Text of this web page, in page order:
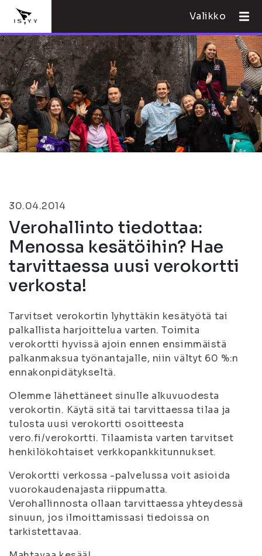
Valikko
30.04.2014
Verohallinto tiedottaa:
Menossa kesätöihin? Hae
tarvittaessa uusi verokortti
verkosta!
Tarvitset verokortin lyhyttäkin kesätyötä tai
palkallista harjoittelua varten. Toimita
verokortti hyvissä ajoin ennen ensimmäistä
palkanmaksua työnantajalle, niin vältyt 60 %:n
ennakonpidätykseltä.
Olemme lähettäneet sinulle alkuvuodesta
verokortin. Käytä sitä tai tarvittaessa tilaa ja
tulosta uusi verokortti osoitteesta
vero.fi/verokortti. Tilaamista varten tarvitset
henkilökohtaiset verkkopankkitunnukset.
Verokortti verkossa -palvelussa voit asioida
vuorokaudenajasta riippumatta.
Verohallinnosta ollaan tarvittaessa yhteydessä
sinuun, jos ilmoittamissasi tiedoissa on
tarkistettavaa.